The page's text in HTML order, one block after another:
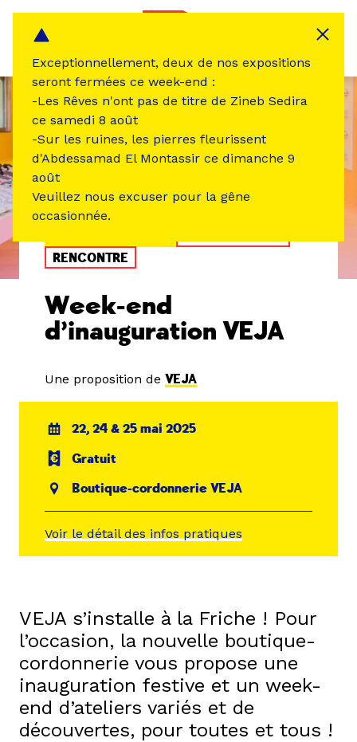
RENCONTRE
Week-end
d’inauguration VEJA
Une proposition de VEJA
22, 24 & 25 mai 2025
Gratuit
Boutique-cordonnerie VEJA
Voir le détail des infos pratiques
VEJA s’installe à la Friche ! Pour
l’occasion, la nouvelle boutique-
cordonnerie vous propose une
inauguration festive et un week-
end d’ateliers variés et de
découvertes, pour toutes et tous !
Exceptionnellement, deux de nos expositions
seront fermées ce week-end :
-Les Rêves n'ont pas de titre de Zineb Sedira
ce samedi 8 août
-Sur les ruines, les pierres fleurissent
d'Abdessamad El Montassir ce dimanche 9
août
Veuillez nous excuser pour la gêne
occasionnée.
Panneau de gestion des cookies